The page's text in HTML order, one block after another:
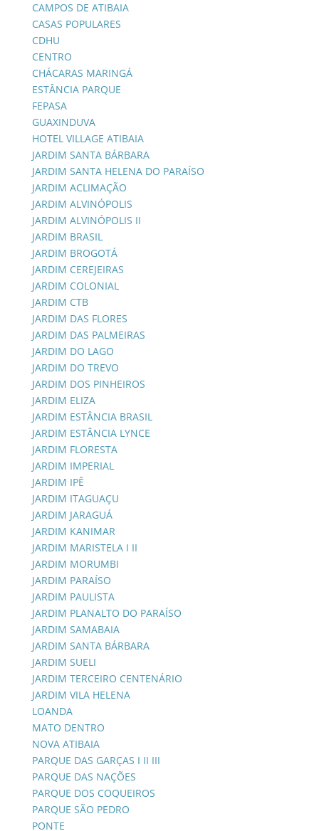
CAMPOS DE ATIBAIA
CASAS POPULARES
CDHU
CENTRO
CHÁCARAS MARINGÁ
ESTÂNCIA PARQUE
FEPASA
GUAXINDUVA
HOTEL VILLAGE ATIBAIA
JARDIM SANTA BÁRBARA
JARDIM SANTA HELENA DO PARAÍSO
JARDIM ACLIMAÇÃO
JARDIM ALVINÓPOLIS
JARDIM ALVINÓPOLIS II
JARDIM BRASIL
JARDIM BROGOTÁ
JARDIM CEREJEIRAS
JARDIM COLONIAL
JARDIM CTB
JARDIM DAS FLORES
JARDIM DAS PALMEIRAS
JARDIM DO LAGO
JARDIM DO TREVO
JARDIM DOS PINHEIROS
JARDIM ELIZA
JARDIM ESTÂNCIA BRASIL
JARDIM ESTÂNCIA LYNCE
JARDIM FLORESTA
JARDIM IMPERIAL
JARDIM IPÊ
JARDIM ITAGUAÇU
JARDIM JARAGUÁ
JARDIM KANIMAR
JARDIM MARISTELA I II
JARDIM MORUMBI
JARDIM PARAÍSO
JARDIM PAULISTA
JARDIM PLANALTO DO PARAÍSO
JARDIM SAMABAIA
JARDIM SANTA BÁRBARA
JARDIM SUELI
JARDIM TERCEIRO CENTENÁRIO
JARDIM VILA HELENA
LOANDA
MATO DENTRO
NOVA ATIBAIA
PARQUE DAS GARÇAS I II III
PARQUE DAS NAÇÕES
PARQUE DOS COQUEIROS
PARQUE SÃO PEDRO
PONTE